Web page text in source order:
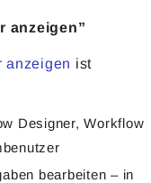
anzeigen”
anzeigen ist
Designer, Workflow
bearbeiten – in